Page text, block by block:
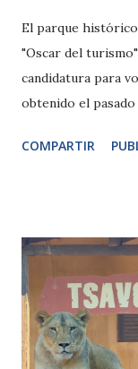
El parque
"Oscar del
candidatura para
obtenido el
de 2026.– Puy du
Park" (Mejor
premia a los
excelencia,
visitante. Tras
edición, Puy du
COMPARTIR